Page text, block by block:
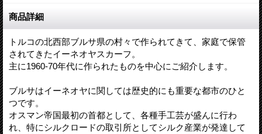
商品詳細
トルコの北西部ブルサ県の村々で作られてきて、家庭で保管
されてきたイーネオヤスカーフ。
主に1960-70年代に作られたものを中心にご紹介します。
ブルサはイーネオヤに関しては歴史的にも重要な都市のひと
つです。
オスマン帝国最初の首都として、各種手工芸が盛んに行わ
れ、特にシルクロードの取引所としてシルク産業が発達して